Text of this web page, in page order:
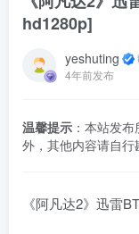
hd1280p]
yeshuting
4年前发布
温馨提示 ：本站发
外，其他内容请自行
《阿凡达2》迅雷